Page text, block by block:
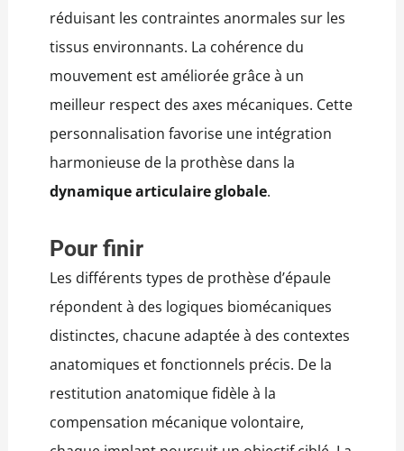
réduisant les contraintes anormales sur les
tissus environnants. La cohérence du
mouvement est améliorée grâce à un
meilleur respect des axes mécaniques. Cette
personnalisation favorise une intégration
harmonieuse de la prothèse dans la
dynamique articulaire globale.
Pour finir
Les différents types de prothèse d’épaule
répondent à des logiques biomécaniques
distinctes, chacune adaptée à des contextes
anatomiques et fonctionnels précis. De la
restitution anatomique fidèle à la
compensation mécanique volontaire,